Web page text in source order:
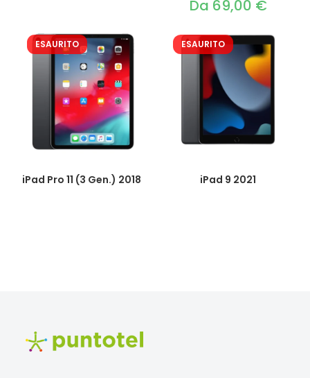
Da 69,00 €
ESAURITO
iPad Pro 11 (3 Gen.) 2018
ESAURITO
iPad 9 2021